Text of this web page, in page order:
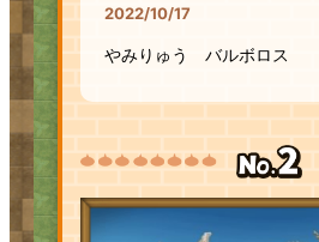
2022/10/17
やみりゅう バルボロス